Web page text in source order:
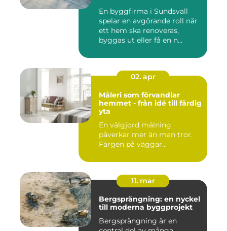
En byggfirma i Sundsvall
spelar en avgörande roll när
ett hem ska renoveras,
byggas ut eller få en n...
02. apr
Måleri som förvandlar
hemmet - från idé till färdig
yta
En välgjord målning
påverkar mer än man tror.
Färgen på väggar...
11. mar
Bergsprängning: en nyckel
till moderna byggprojekt
Bergsprängning är en